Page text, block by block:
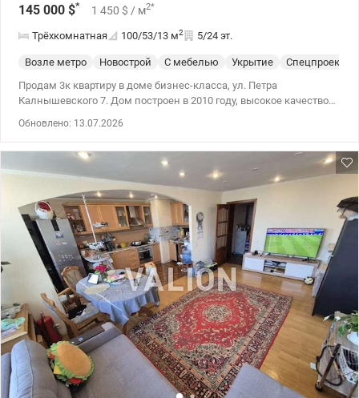
145 000 $* 1 450 $ / м2*
Трёхкомнатная 100/53/13 м2 5/24 эт.
Возле метро Новострой С мебелью Укрытие Спецпроект
Продам 3к квартиру в доме бизнес-класса, ул. Петра
Калнышевского 7. Дом построен в 2010 году, высокое качество
др.), рядом новостройки, площадь Шевченко, выезд на
окружную дорогу. Хорошее транспортное сообщение в сторону
Оболони, Виноградаря, Нивок, Лукьяновки, Пуща-Водицы,
Вышгорода. Квартира расположена на удобном 5-м этаже из 25-
ти. Светлая просторная, потолки высотой 3 м. Общая площадь
100 м кв. Удобная планировка: три отдельные комнаты общей
площадью 53,1 м2, отдельная кухня 13 м2, удобный квадратный
холл 19 м2, санузел с душевой кабиной, гардеробная, две
остекленные лоджии. В квартире выполнен ремонт по
авторскому проекту, творческий подход, качественные
материалы, яркие цвета – все это не оставит Вас равнодушным.
Комплектация дизайнерской мебелью, изготовленной на
заказ, построением техникой ведущих мировых брендов (плита,
духовой шкаф, холодильник, бойлер, стиральная машина)
гарантируют качество каждый день. Звоните, чтобы узнать
больше и договориться о просмотре Цена: 145000 у.е. 0504434948
Обновлено: 13.07.2026